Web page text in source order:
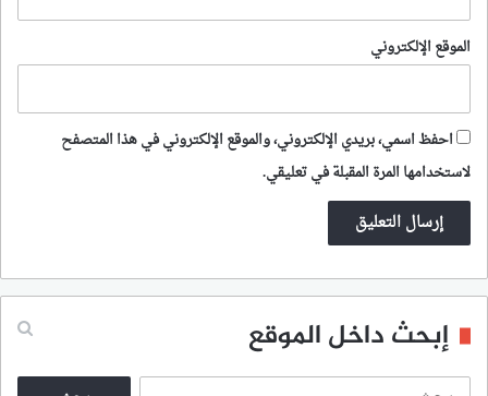
الموقع الإلكتروني
احفظ اسمي، بريدي الإلكتروني، والموقع الإلكتروني في هذا المتصفح
لاستخدامها المرة المقبلة في تعليقي.
إبحث داخل الموقع